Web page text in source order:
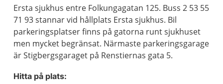
Ersta sjukhus entre Folkungagatan 125. Buss 2 53 55
71 93 stannar vid hållplats Ersta sjukhus. Bil
parkeringsplatser finns på gatorna runt sjukhuset
men mycket begränsat. Närmaste parkeringsgarage
är Stigbergsgaraget på Renstiernas gata 5.
Hitta på plats: